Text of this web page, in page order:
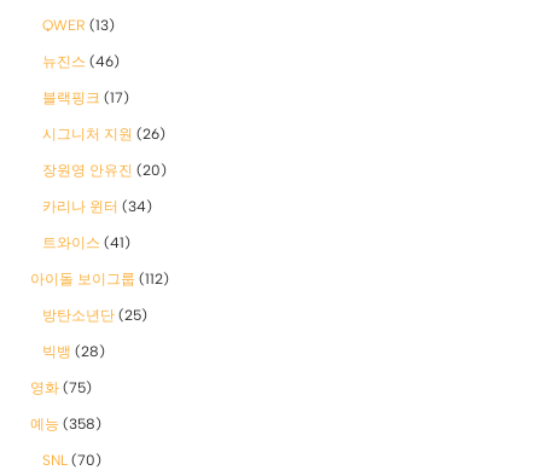
QWER (13)
뉴진스 (46)
블랙핑크 (17)
시그니처 지원 (26)
장원영 안유진 (20)
카리나 윈터 (34)
트와이스 (41)
아이돌 보이그룹 (112)
방탄소년단 (25)
빅뱅 (28)
영화 (75)
예능 (358)
SNL (70)